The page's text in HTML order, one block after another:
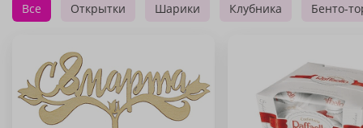
Все Открытки Шарики Клубника Бенто-